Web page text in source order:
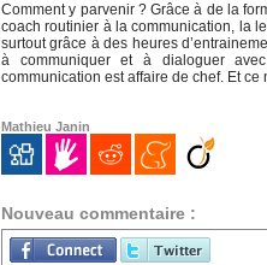
Comment y parvenir ? Grâce à de la
coach routinier à la communication, la
surtout grâce à des heures
à communiquer et à dialoguer
communication est affaire de chef. Et
Mathieu Janin
Nouveau commentaire :